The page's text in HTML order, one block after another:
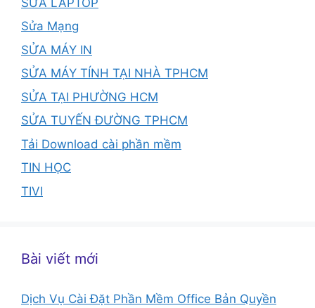
Sửa Mạng
SỬA MÁY IN
SỬA MÁY TÍNH TẠI NHÀ TPHCM
SỬA TẠI PHƯỜNG HCM
SỬA TUYẾN ĐƯỜNG TPHCM
Tải Download cài phần mềm
TIN HỌC
TIVI
Bài viết mới
Dịch Vụ Cài Đặt Phần Mềm Office Bản Quyền